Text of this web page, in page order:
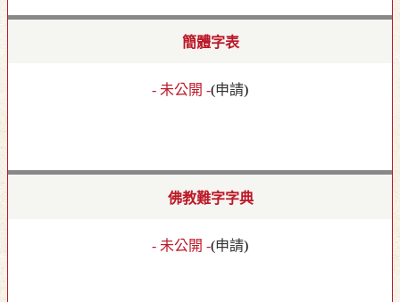
簡體字表
- 未公開 -(申請)
佛教難字字典
- 未公開 -(申請)